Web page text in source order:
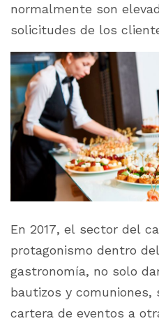
normalmente son
solicitudes de los
En 2017, el sector del
protagonismo dentro
gastronomía, no solo
bautizos y comuniones,
cartera de eventos a